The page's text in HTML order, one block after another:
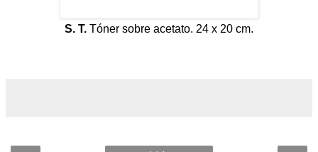
S. T. Tóner sobre acetato. 24 x 20 cm.